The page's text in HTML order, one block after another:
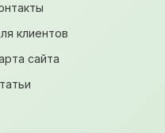
клиентов
сайта